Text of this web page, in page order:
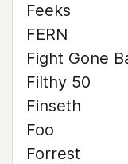
Feeks
FERN
Fight Gone
Filthy 50
Finseth
Foo
Forrest